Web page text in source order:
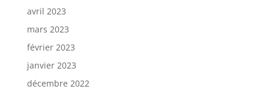
avril 2023
mars 2023
février 2023
janvier 2023
décembre 2022